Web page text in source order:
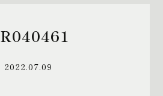
2022.07.09